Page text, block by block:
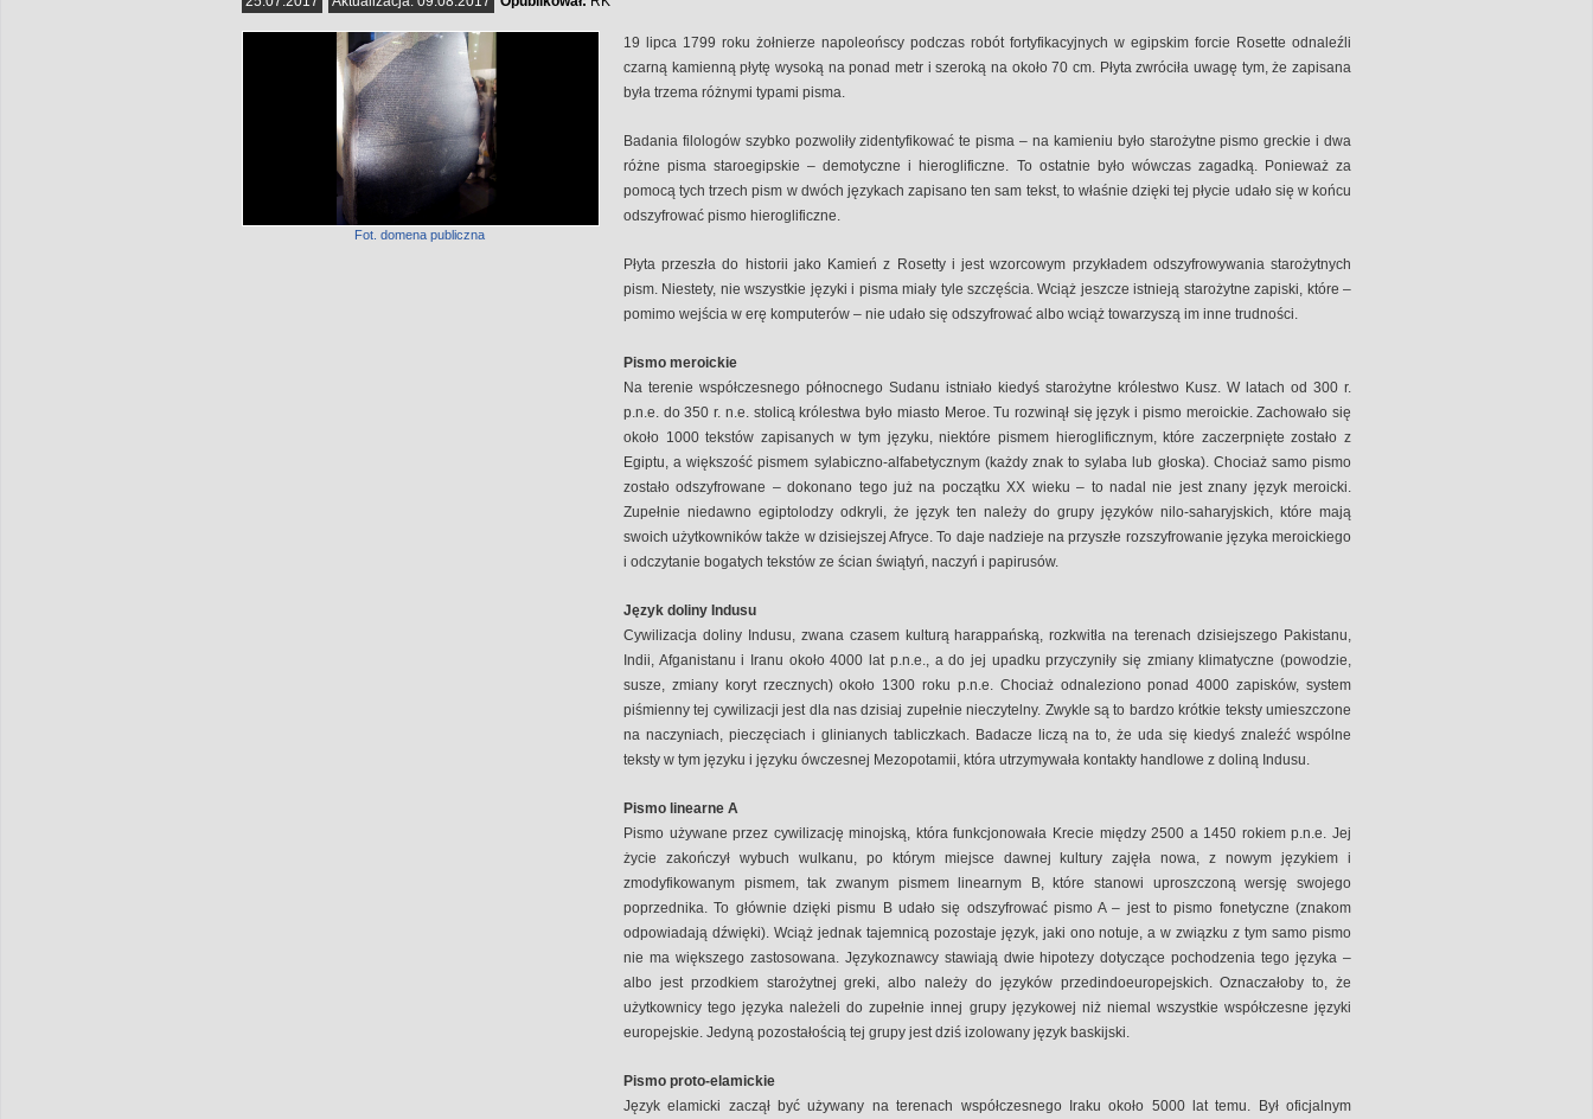
19 lipca 1799 roku żołnierze napoleońscy podczas robót fortyfikacyjnych w egipskim forcie Rosette odnaleźli
czarną kamienną płytę wysoką na ponad metr i szeroką na około 70 cm. Płyta zwróciła uwagę tym, że zapisana
była trzema różnymi typami pisma.
Badania filologów szybko pozwoliły zidentyfikować te pisma – na kamieniu było starożytne pismo greckie i dwa
różne pisma staroegipskie – demotyczne i hieroglificzne. To ostatnie było wówczas zagadką. Ponieważ za
pomocą tych trzech pism w dwóch językach zapisano ten sam tekst, to właśnie dzięki tej płycie udało się w końcu
odszyfrować pismo hieroglificzne.
Płyta przeszła do historii jako Kamień z Rosetty i jest wzorcowym przykładem odszyfrowywania starożytnych
pism. Niestety, nie wszystkie języki i pisma miały tyle szczęścia. Wciąż jeszcze istnieją starożytne zapiski, które –
pomimo wejścia w erę komputerów – nie udało się odszyfrować albo wciąż towarzyszą im inne trudności.
Pismo meroickie
Na terenie współczesnego północnego Sudanu istniało kiedyś starożytne królestwo Kusz. W latach od 300 r.
p.n.e. do 350 r. n.e. stolicą królestwa było miasto Meroe. Tu rozwinął się język i pismo meroickie. Zachowało się
około 1000 tekstów zapisanych w tym języku, niektóre pismem hieroglificznym, które zaczerpnięte zostało z
Egiptu, a większość pismem sylabiczno-alfabetycznym (każdy znak to sylaba lub głoska). Chociaż samo pismo
zostało odszyfrowane – dokonano tego już na początku XX wieku – to nadal nie jest znany język meroicki.
Zupełnie niedawno egiptolodzy odkryli, że język ten należy do grupy języków nilo-saharyjskich, które mają
swoich użytkowników także w dzisiejszej Afryce. To daje nadzieje na przyszłe rozszyfrowanie języka meroickiego
i odczytanie bogatych tekstów ze ścian świątyń, naczyń i papirusów.
Język doliny Indusu
Cywilizacja doliny Indusu, zwana czasem kulturą harappańską, rozkwitła na terenach dzisiejszego Pakistanu,
Indii, Afganistanu i Iranu około 4000 lat p.n.e., a do jej upadku przyczyniły się zmiany klimatyczne (powodzie,
susze, zmiany koryt rzecznych) około 1300 roku p.n.e. Chociaż odnaleziono ponad 4000 zapisków, system
piśmienny tej cywilizacji jest dla nas dzisiaj zupełnie nieczytelny. Zwykle są to bardzo krótkie teksty umieszczone
na naczyniach, pieczęciach i glinianych tabliczkach. Badacze liczą na to, że uda się kiedyś znaleźć wspólne
teksty w tym języku i języku ówczesnej Mezopotamii, która utrzymywała kontakty handlowe z doliną Indusu.
Pismo linearne A
Pismo używane przez cywilizację minojską, która funkcjonowała Krecie między 2500 a 1450 rokiem p.n.e. Jej
życie zakończył wybuch wulkanu, po którym miejsce dawnej kultury zajęła nowa, z nowym językiem i
zmodyfikowanym pismem, tak zwanym pismem linearnym B, które stanowi uproszczoną wersję swojego
poprzednika. To głównie dzięki pismu B udało się odszyfrować pismo A – jest to pismo fonetyczne (znakom
odpowiadają dźwięki). Wciąż jednak tajemnicą pozostaje język, jaki ono notuje, a w związku z tym samo pismo
nie ma większego zastosowana. Językoznawcy stawiają dwie hipotezy dotyczące pochodzenia tego języka –
albo jest przodkiem starożytnej greki, albo należy do języków przedindoeuropejskich. Oznaczałoby to, że
użytkownicy tego języka należeli do zupełnie innej grupy językowej niż niemal wszystkie współczesne języki
europejskie. Jedyną pozostałością tej grupy jest dziś izolowany język baskijski.
Pismo proto-elamickie
Język elamicki zaczął być używany na terenach współczesnego Iraku około 5000 lat temu. Był oficjalnym
Fot. domena publiczna